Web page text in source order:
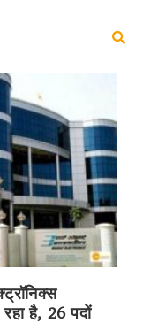
रहा है, 26 पदों